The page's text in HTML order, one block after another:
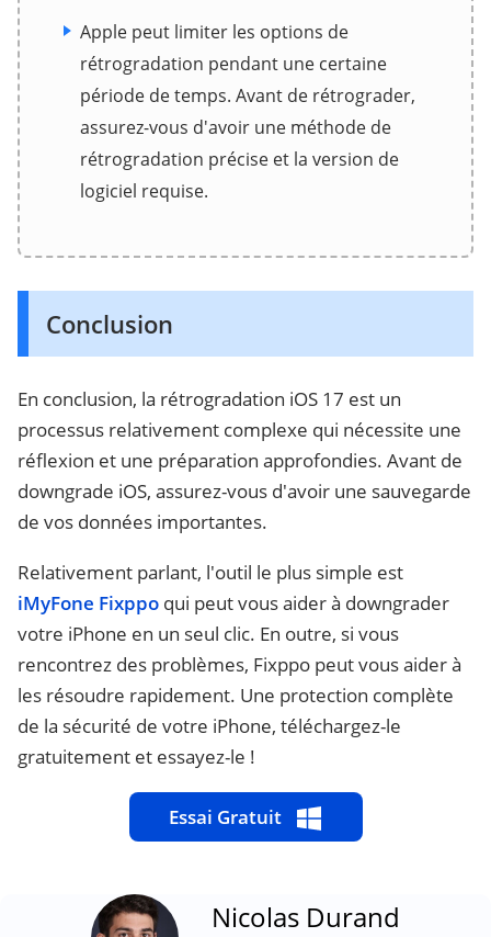
Apple peut limiter les options de
rétrogradation pendant une certaine
période de temps. Avant de rétrograder,
assurez-vous d'avoir une méthode de
rétrogradation précise et la version de
logiciel requise.
Conclusion
En conclusion, la rétrogradation iOS 17 est un
processus relativement complexe qui nécessite une
réflexion et une préparation approfondies. Avant de
downgrade iOS, assurez-vous d'avoir une sauvegarde
de vos données importantes.
Relativement parlant, l'outil le plus simple est
iMyFone Fixppo qui peut vous aider à downgrader
votre iPhone en un seul clic. En outre, si vous
rencontrez des problèmes, Fixppo peut vous aider à
les résoudre rapidement. Une protection complète
de la sécurité de votre iPhone, téléchargez-le
gratuitement et essayez-le !
Essai Gratuit
Nicolas Durand